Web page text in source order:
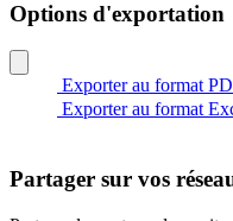
Options d'exportation
Exporter au format
Exporter au format
Partager sur vos